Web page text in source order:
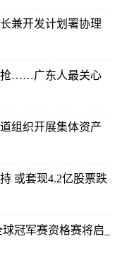
兼开发计划署协理
抢……广东人最关心
组织开展集体资产
或套现4.2亿股票跌
冠军赛资格赛将启_